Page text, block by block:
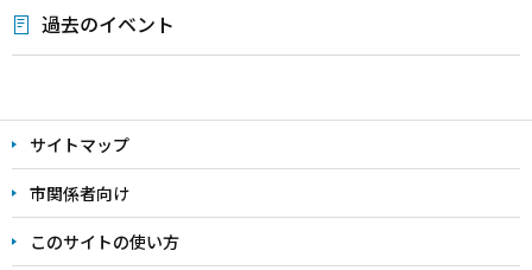
過去のイベント
文
こ
こ
ま
で
サイトマップ
市関係者向け
このサイトの使い方